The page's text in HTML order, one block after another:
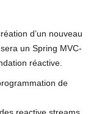
d’un nouveau
un Spring MVC-
réactive.
de